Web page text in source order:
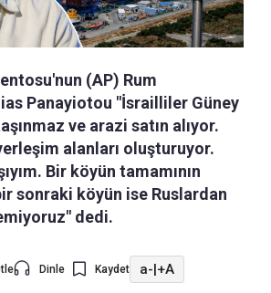
(AP) Rum
Panayiotou "İsrailliler Güney
ve arazi satın alıyor.
alanları oluşturuyor.
Bir köyün tamamının
sonraki köyün ise Ruslardan
dedi.
Dinle Kaydet a-|+A